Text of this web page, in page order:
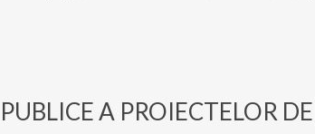
A PROIECTELOR